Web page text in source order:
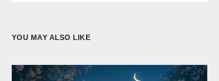
YOU MAY ALSO LIKE